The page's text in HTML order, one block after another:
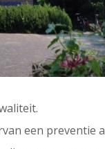
een preventie